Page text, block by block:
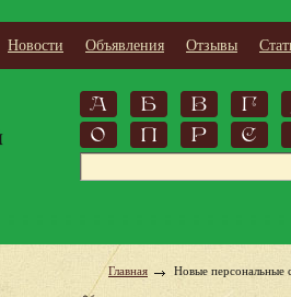
Новости Объявления Отзывы
А Б В
Г
О
П Р С
Главная Новые персональные